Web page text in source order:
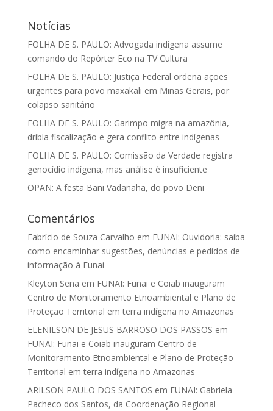
Notícias
FOLHA DE S. PAULO: Advogada indígena assume
comando do Repórter Eco na TV Cultura
FOLHA DE S. PAULO: Justiça Federal ordena ações
urgentes para povo maxakali em Minas Gerais, por
colapso sanitário
FOLHA DE S. PAULO: Garimpo migra na amazônia,
dribla fiscalização e gera conflito entre indígenas
FOLHA DE S. PAULO: Comissão da Verdade registra
genocídio indígena, mas análise é insuficiente
OPAN: A festa Bani Vadanaha, do povo Deni
Comentários
Fabrício de Souza Carvalho em FUNAI: Ouvidoria: saiba
como encaminhar sugestões, denúncias e pedidos de
informação à Funai
Kleyton Sena em FUNAI: Funai e Coiab inauguram
Centro de Monitoramento Etnoambiental e Plano de
Proteção Territorial em terra indígena no Amazonas
ELENILSON DE JESUS BARROSO DOS PASSOS em
FUNAI: Funai e Coiab inauguram Centro de
Monitoramento Etnoambiental e Plano de Proteção
Territorial em terra indígena no Amazonas
ARILSON PAULO DOS SANTOS em FUNAI: Gabriela
Pacheco dos Santos, da Coordenação Regional